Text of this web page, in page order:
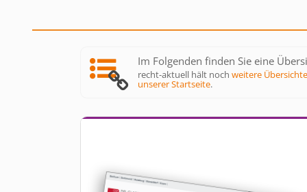
Im Folgenden finden Sie eine
recht-aktuell hält nochweitere
unserer Startseite.